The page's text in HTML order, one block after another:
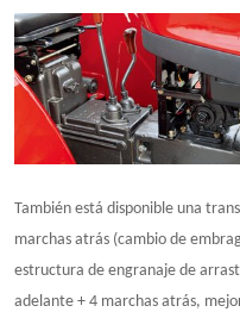
También está disponible una
marchas atrás (cambio de
estructura de engranaje de
adelante + 4 marchas atrás,